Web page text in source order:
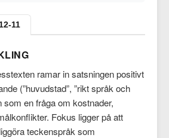
11
ramar in satsningen positivt
(”huvudstad”, ”rikt språk och
som en fråga om kostnader,
Fokus ligger på att
teckenspråk som